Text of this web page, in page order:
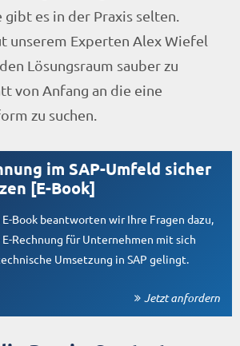
es in der Praxis selten.
unserem Experten Alex Wiefel
Lösungsraum sauber zu
von Anfang an die eine
zu suchen.
im SAP-Umfeld sicher
[E-Book]
Book beantworten wir Ihre Fragen dazu,
Rechnung für Unternehmen mit sich
Umsetzung in SAP gelingt.
Jetzt anfordern